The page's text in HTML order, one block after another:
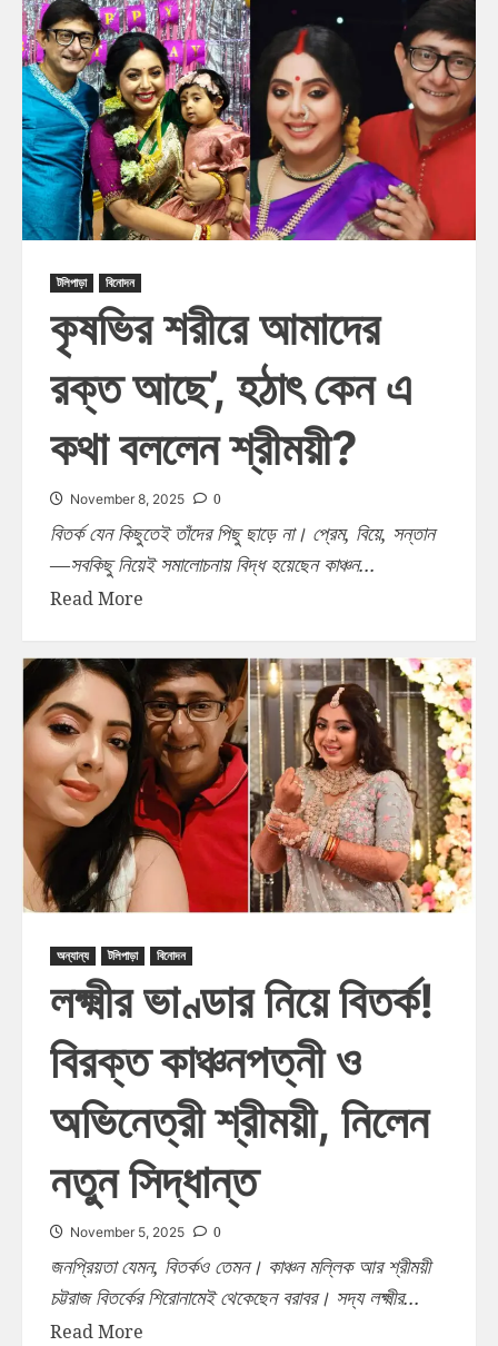
টলিপাড়া বিনোদন
কৃষভির শরীরে আমাদের
রক্ত আছে’, হঠাৎ কেন এ
কথা বললেন শ্রীময়ী?
November 8, 2025 0
বিতর্ক যেন কিছুতেই তাঁদের পিছু ছাড়ে না। প্রেম, বিয়ে, সন্তান
—সবকিছু নিয়েই সমালোচনায় বিদ্ধ হয়েছেন কাঞ্চন...
Read More
অন্যান্য টলিপাড়া বিনোদন
লক্ষ্মীর ভাণ্ডার নিয়ে বিতর্ক!
বিরক্ত কাঞ্চনপত্নী ও
অভিনেত্রী শ্রীময়ী, নিলেন
নতুন সিদ্ধান্ত
November 5, 2025 0
জনপ্রিয়তা যেমন, বিতর্কও তেমন। কাঞ্চন মল্লিক আর শ্রীময়ী
চট্টরাজ বিতর্কের শিরোনামেই থেকেছেন বরাবর। সদ্য লক্ষ্মীর...
Read More